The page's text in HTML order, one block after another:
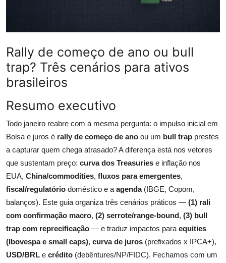
Investimentos
Seguro de Vida
Rally de começo de ano ou bull
trap? Três cenários para ativos
brasileiros
Resumo executivo
Todo janeiro reabre com a mesma pergunta: o impulso inicial em
Bolsa e juros é rally de começo de ano ou um bull trap prestes
a capturar quem chega atrasado? A diferença está nos vetores
que sustentam preço: curva dos Treasuries e inflação nos
EUA, China/commodities, fluxos para emergentes,
fiscal/regulatório doméstico e a agenda(IBGE, Copom,
balanços). Este guia organiza três cenários práticos — (1) rali
com confirmação macro, (2) serrote/range-bound, (3) bull
trap com reprecificação — e traduz impactos para equities
(Ibovespa e small caps), curva de juros (prefixados x IPCA+),
USD/BRL e crédito (debêntures/NP/FIDC). Fechamos com um